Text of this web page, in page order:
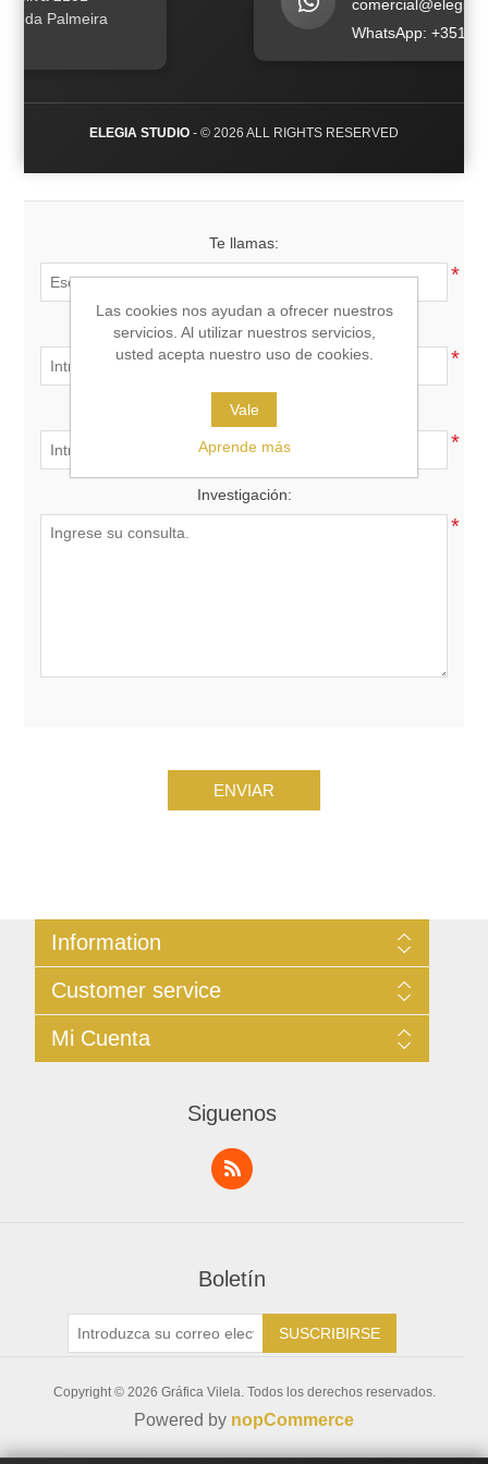
da Palmeira
WhatsApp: +351 96
ELEGIA STUDIO - © 2026 ALL RIGHTS RESERVED
Te llamas:
*
Tu email:
*
Asunto:
*
Investigación:
*
ENVIAR
Information
Privacidad
Términos de Uso
Contacto
Customer service
Noticias
Productos Vistos Recientemente
Mi Cuenta
Siguenos
Boletín
SUSCRIBIRSE
Copyright © 2026 Gráfica Vilela. Todos los derechos reservados.
Powered by nopCommerce
Las cookies nos ayudan a ofrecer nuestros
servicios. Al utilizar nuestros servicios,
usted acepta nuestro uso de cookies.
Vale
Aprende más